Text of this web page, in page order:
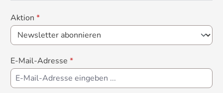
Aktion *
E-Mail-Adresse *